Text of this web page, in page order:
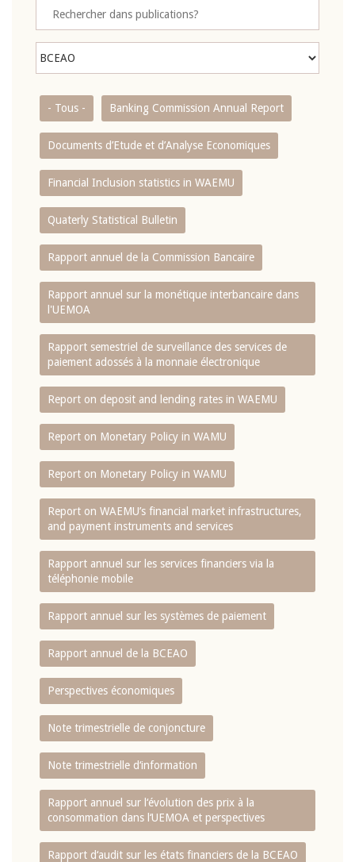
- Tous - Banking Commission Annual Report
Documents d’Etude et d’Analyse Economiques
Financial Inclusion statistics in WAEMU
Quaterly Statistical Bulletin
Rapport annuel de la Commission Bancaire
Rapport annuel sur la monétique interbancaire dans
l'UEMOA
Rapport semestriel de surveillance des services de
paiement adossés à la monnaie électronique
Report on deposit and lending rates in WAEMU
Report on Monetary Policy in WAMU
Report on Monetary Policy in WAMU
Report on WAEMU’s financial market infrastructures,
and payment instruments and services
Rapport annuel sur les services financiers via la
téléphonie mobile
Rapport annuel sur les systèmes de paiement
Rapport annuel de la BCEAO
Perspectives économiques
Note trimestrielle de conjoncture
Note trimestrielle d‘information
Rapport annuel sur l‘évolution des prix à la
consommation dans l‘UEMOA et perspectives
Rapport d‘audit sur les états financiers de la BCEAO